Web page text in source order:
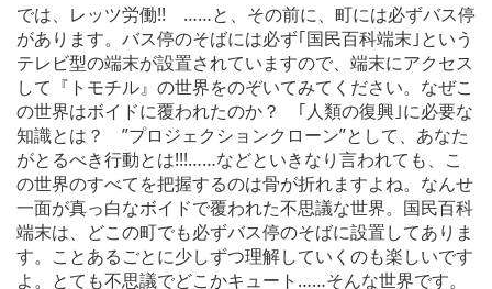
では、レッツ労働!! ……と、その前に、町には必ずバス停
があります。バス停のそばには必ず｢国民百科端末｣という
テレビ型の端末が設置されていますので、端末にアクセス
して『トモチル』の世界をのぞいてみてください。なぜこ
の世界はボイドに覆われたのか？ ｢人類の復興｣に必要な
知識とは？ ”プロジェクションクローン”として、あなた
がとるべき行動とは!!!……などといきなり言われても、こ
の世界のすべてを把握するのは骨が折れますよね。なんせ
一面が真っ白なボイドで覆われた不思議な世界。国民百科
端末は、どこの町でも必ずバス停のそばに設置してありま
す。ことあるごとに少しずつ理解していくのも楽しいです
よ。とても不思議でどこかキュート……そんな世界です。